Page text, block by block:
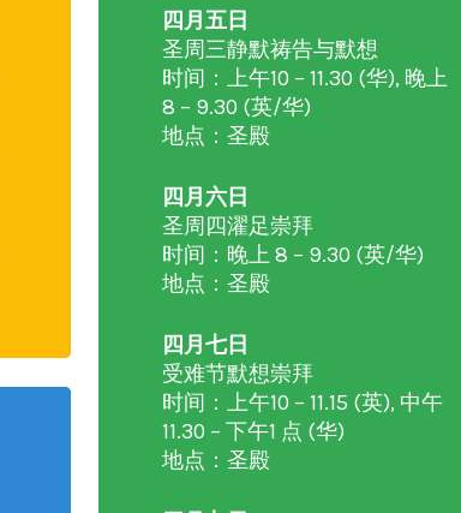
四月五日
圣周三静默祷告与默想
时间：上午10 – 11.30 (华), 晚上
8 – 9.30 (英/华)
地点：圣殿
四月六日
圣周四濯足崇拜
时间：晚上 8 – 9.30 (英/华)
地点：圣殿
四月七日
受难节默想崇拜
时间：上午10 – 11.15 (英), 中午
11.30 – 下午1 点 (华)
地点：圣殿